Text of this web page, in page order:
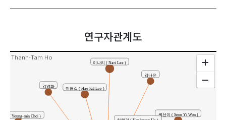
연구자관계도
Thanh-Tam Ho
김나은
김영화
원선이 ( Seon Yi Won )
이나리 ( Nari Lee )
이해길 ( Hae Kil Lee )
민 ( Young-min Choi )